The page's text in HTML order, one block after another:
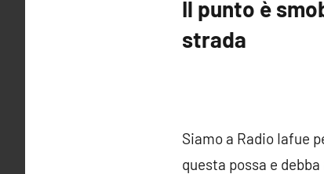
Il punto è
strada
Siamo a Radio Iafue
questa possa e